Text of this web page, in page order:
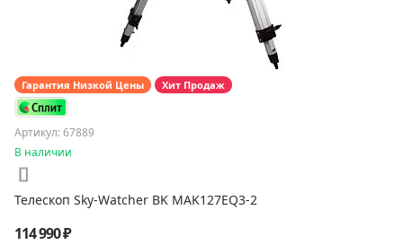
Гарантия Низкой Цены Хит Продаж
Артикул: 67889
В наличии
Телескоп Sky-Watcher BK MAK127EQ3-2
114 990 ₽